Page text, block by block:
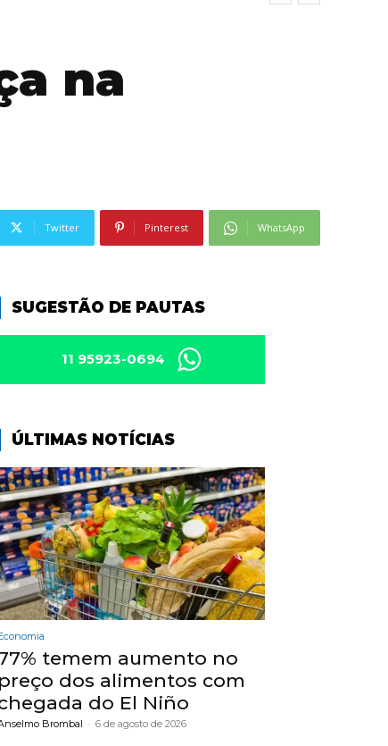
na
Twitter Pinterest WhatsApp
SUGESTÃO DE PAUTAS
11 95923-0694
ÚLTIMAS NOTÍCIAS
temem aumento no
preço dos alimentos com
do El Niño
Brombal - 6 de agosto de 2026